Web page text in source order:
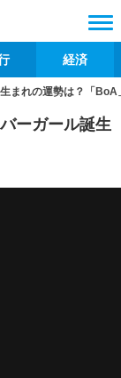
経済
まれの運勢は？「BoA
ーガール誕生